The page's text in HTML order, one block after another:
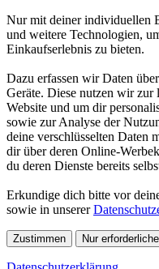
Nur mit deiner individuellen
und weitere Technologien,
Einkaufserlebnis zu bieten.
Dazu erfassen wir Daten
Geräte. Diese nutzen wir zur
Website und um dir
sowie zur Analyse der
deine verschlüsselten Daten
dir über deren Online-
du deren Dienste bereits
Erkundige dich bitte vor
sowie in unserer
Zustimmen Nur erforderliche